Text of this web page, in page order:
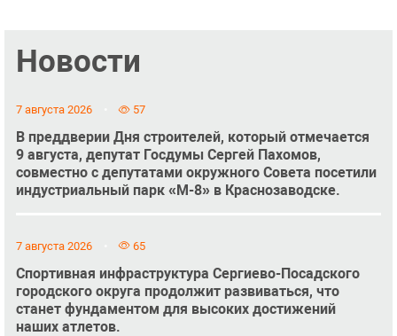
Новости
7 августа 2026 57
В преддверии Дня строителей, который отмечается
9 августа, депутат Госдумы Сергей Пахомов,
совместно с депутатами окружного Совета посетили
индустриальный парк «М-8» в Краснозаводске.
7 августа 2026 65
Спортивная инфраструктура Сергиево-Посадского
городского округа продолжит развиваться, что
станет фундаментом для высоких достижений
наших атлетов.